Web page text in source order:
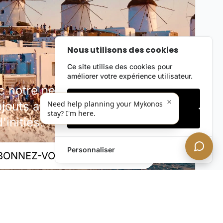
notre newsletter discrète.
au portefeuille, offres
VOUS MAINTENANT !
Nous utilisons des cookies
Ce site utilise des cookies pour
améliorer votre expérience utilisateur.
Personnaliser
Need help planning your Mykonos
stay? I'm here.
×